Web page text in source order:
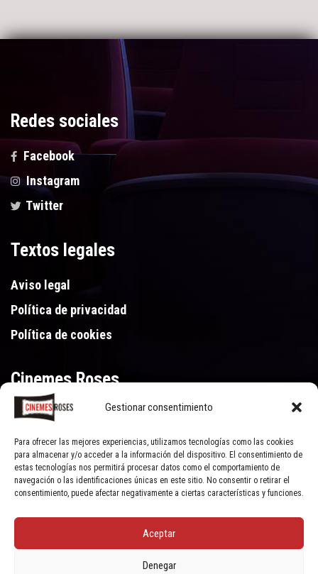
Gestionar consentimiento
Para ofrecer las mejores experiencias, utilizamos tecnologías como las cookies
para almacenar y/o acceder a la información del dispositivo. El consentimiento de
estas tecnologías nos permitirá procesar datos como el comportamiento de
navegación o las identificaciones únicas en este sitio. No consentir o retirar el
consentimiento, puede afectar negativamente a ciertas características y funciones.
Aceptar
Denegar
Redes sociales
Facebook
Instagram
Twitter
Textos legales
Aviso legal
Política de privacidad
Política de cookies
Cinemes Roses
Gran Via de Pau Casals 250, 17480 Roses (Girona)
972 15 46 46
© Cinemes Roses - 2022, all rights reserved | Powered by